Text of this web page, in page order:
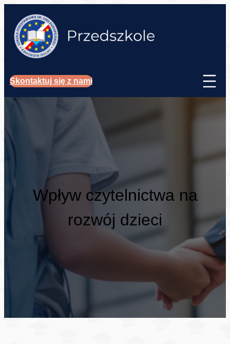
Skontaktuj się z nami
Wpływ czytelnictwa na
rozwój dzieci